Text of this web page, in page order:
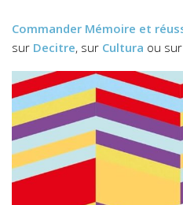
Commander Mémoire et
sur Decitre, sur Cultura ou